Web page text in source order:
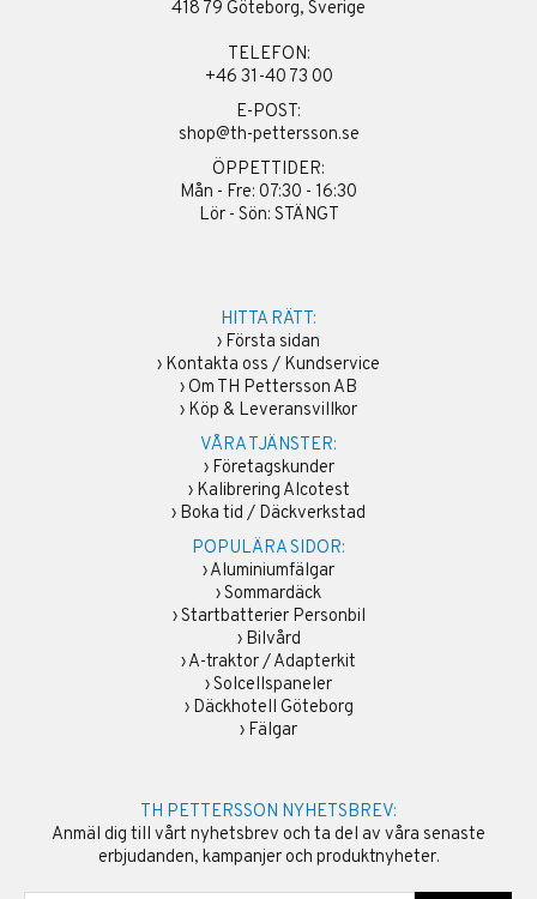
418 79 Göteborg, Sverige
TELEFON:
+46 31-40 73 00
E-POST:
shop@th-pettersson.se
ÖPPETTIDER:
Mån - Fre: 07:30 - 16:30
Lör - Sön: STÄNGT
HITTA RÄTT:
› Första sidan
› Kontakta oss / Kundservice
› Om TH Pettersson AB
› Köp & Leveransvillkor
VÅRA TJÄNSTER:
› Företagskunder
› Kalibrering Alcotest
› Boka tid / Däckverkstad
POPULÄRA SIDOR:
›Aluminiumfälgar
›Sommardäck
›Startbatterier Personbil
› Bilvård
›A-traktor / Adapterkit
›Solcellspaneler
› Däckhotell Göteborg
› Fälgar
TH PETTERSSON NYHETSBREV:
Anmäl dig till vårt nyhetsbrev och ta del av våra senaste
erbjudanden, kampanjer och produktnyheter.